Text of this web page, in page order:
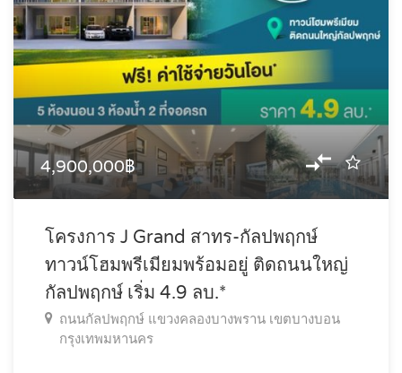
4,900,000฿
โครงการ J Grand สาทร-กัลปพฤกษ์
ทาวน์โฮมพรีเมียมพร้อมอยู่ ติดถนนใหญ่
กัลปพฤกษ์ เริ่ม 4.9 ลบ.*
ถนนกัลปพฤกษ์ แขวงคลองบางพราน เขตบางบอน
กรุงเทพมหานคร